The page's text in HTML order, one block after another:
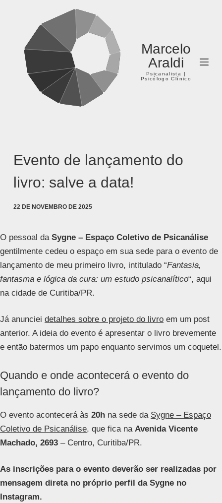
conteúdo
Marcelo
Araldi
Psicanalista |
Psicólogo Clínico
Evento de lançamento do
livro: salve a data!
22 DE NOVEMBRO DE 2025
O pessoal da Sygne – Espaço Coletivo de Psicanálise
gentilmente cedeu o espaço em sua sede para o evento de
lançamento de meu primeiro livro, intitulado “Fantasia,
fantasma e lógica da cura: um estudo psicanalítico“, aqui
na cidade de Curitiba/PR.
Já anunciei detalhes sobre o projeto do livro em um post
anterior. A ideia do evento é apresentar o livro brevemente
e então batermos um papo enquanto servimos um coquetel.
Quando e onde acontecerá o evento do
lançamento do livro?
O evento acontecerá às 20h na sede da Sygne – Espaço
Coletivo de Psicanálise, que fica na Avenida Vicente
Machado, 2693 – Centro, Curitiba/PR.
As inscrições para o evento deverão ser realizadas por
mensagem direta no próprio perfil da Sygne no
Instagram.